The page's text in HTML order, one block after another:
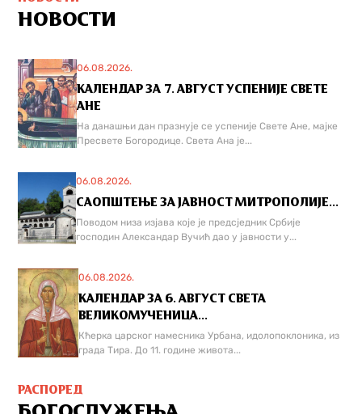
НОВОСТИ
06.08.2026.
КАЛЕНДАР ЗА 7. АВГУСТ УСПЕНИЈЕ СВЕТЕ
АНЕ
На данашњи дан празнује се успеније Свете Ане, мајке
Пресвете Богородице. Света Ана је...
06.08.2026.
САОПШТЕЊЕ ЗА ЈАВНОСТ МИТРОПОЛИЈЕ...
Поводом низа изјава које је предсједник Србије
господин Александар Вучић дао у јавности у...
06.08.2026.
КАЛЕНДАР ЗА 6. АВГУСТ СВЕТА
ВЕЛИКОМУЧЕНИЦА...
Кћерка царског намесника Урбана, идолопоклоника, из
града Тира. До 11. године живота...
РАСПОРЕД